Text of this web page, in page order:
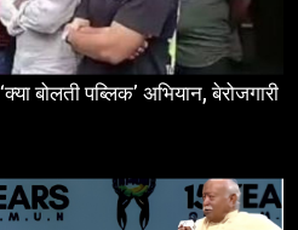
बोलती पब्लिक’ अभियान, बेरोजगारी